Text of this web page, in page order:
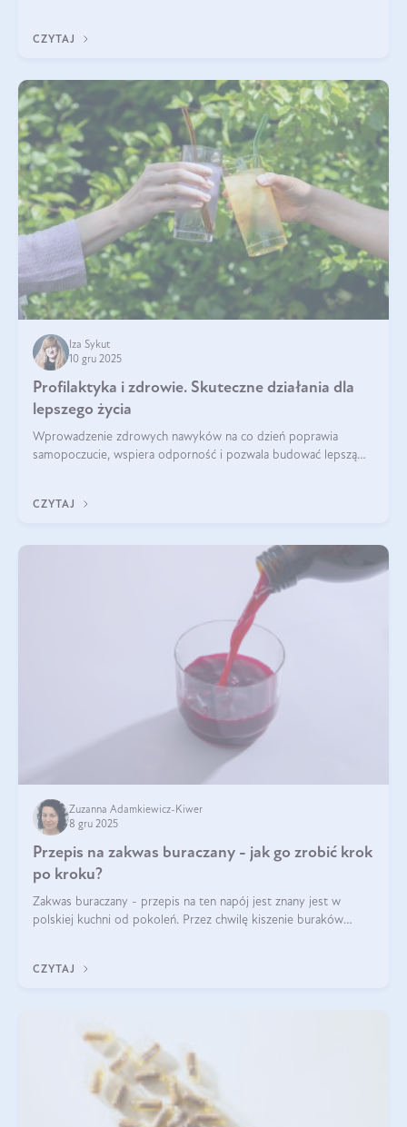
CZYTAJ
Iza Sykut
10 gru 2025
Profilaktyka i zdrowie. Skuteczne działania dla
lepszego życia
Wprowadzenie zdrowych nawyków na co dzień poprawia
samopoczucie, wspiera odporność i pozwala budować lepszą
CZYTAJ
Zuzanna Adamkiewicz-Kiwer
8 gru 2025
Przepis na zakwas buraczany - jak go zrobić krok
po kroku?
Zakwas buraczany - przepis na ten napój jest znany jest w
polskiej kuchni od pokoleń. Przez chwilę kiszenie buraków
CZYTAJ